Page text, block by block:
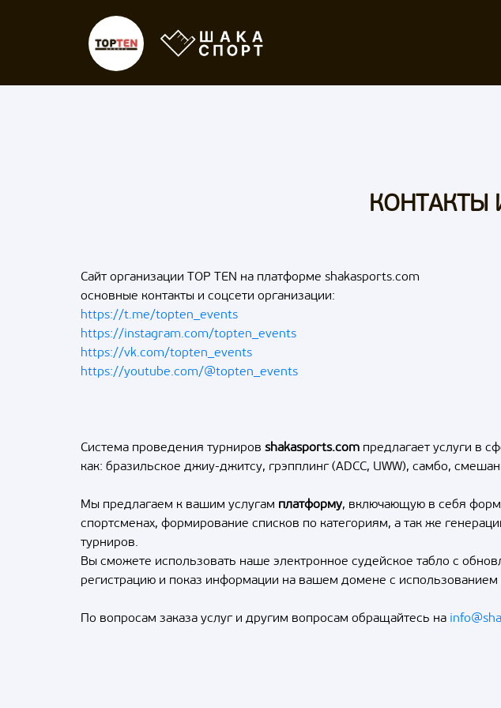
Сайт организации TOP TEN на платформе shakasports.com
основные контакты и соцсети организации:
https://t.me/topten_events
https://instagram.com/topten_events
https://vk.com/topten_events
https://youtube.com/@topten_events
Система проведения турниров shakasports.com предлагает услуги в
как: бразильское джиу-джитсу, грэпплинг (ADCC, UWW), самбо,
Мы предлагаем к вашим услугам платформу, включающую в себя
спортсменах, формирование списков по категориям, а так же
турниров.
Вы сможете использовать наше электронное судейское табло с
регистрацию и показ информации на вашем домене с использованием
По вопросам заказа услуг и другим вопросам обращайтесь на